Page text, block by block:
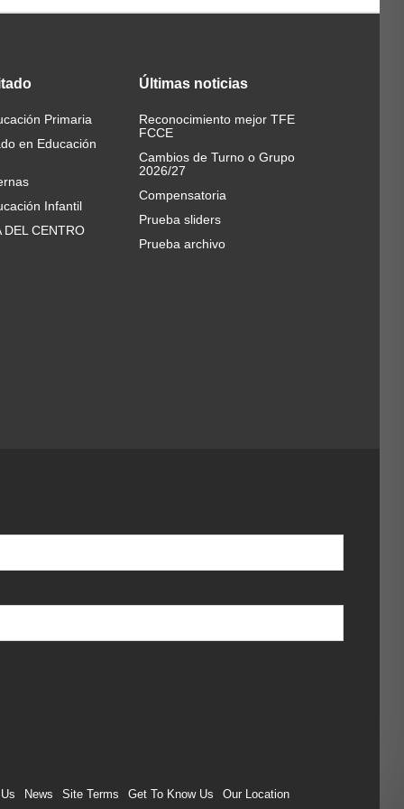
Primaria
en Educación
Infantil
DEL CENTRO
Últimas noticias
Reconocimiento mejor TFE
FCCE
Cambios de Turno o Grupo
2026/27
Compensatoria
Prueba sliders
Prueba archivo
News Site Terms Get To Know Us Our Location